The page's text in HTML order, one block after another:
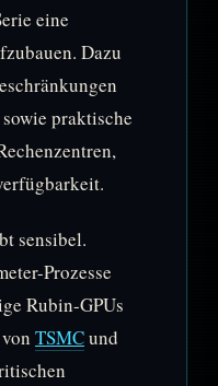
eine
Dazu
praktische
sensibel.
Prozesse
Rubin-GPUs
TSMCund